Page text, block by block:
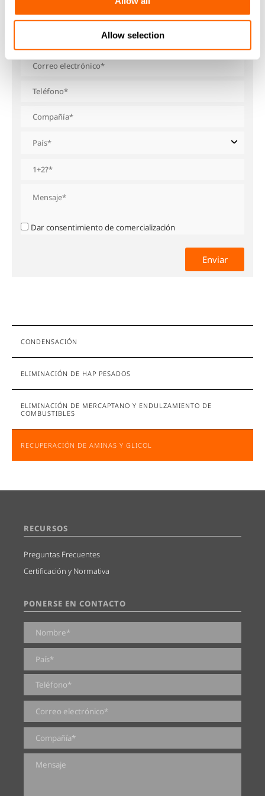
Allow selection
Dar consentimiento de comercialización
CONDENSACIÓN
ELIMINACIÓN DE HAP PESADOS
ELIMINACIÓN DE MERCAPTANO Y ENDULZAMIENTO DE
COMBUSTIBLES
RECUPERACIÓN DE AMINAS Y GLICOL
RECURSOS
Preguntas Frecuentes
Certificación y Normativa
PONERSE EN CONTACTO
0 de 2000 caracteres máximos